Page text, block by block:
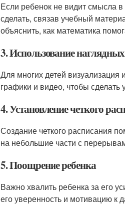
Если ребенок не видит смысла
сделать, связав учебный
объяснить, как математика
3. Использование
Для многих детей
графики и видео, чтобы сделать
4. Установление четкого
Создание четкого расписания
на небольшие части с
5. Поощрение ребенка
Важно хвалить ребенка за его
его уверенность и мотивацию к